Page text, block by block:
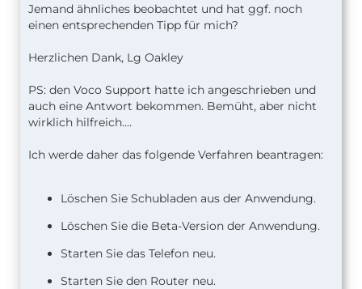
Jemand ähnliches beobachtet und hat ggf. noch
einen entsprechenden Tipp für mich?
Herzlichen Dank, Lg Oakley
PS: den Voco Support hatte ich angeschrieben und
auch eine Antwort bekommen. Bemüht, aber nicht
wirklich hilfreich....
Ich werde daher das folgende Verfahren beantragen:
Löschen Sie Schubladen aus der Anwendung.
Löschen Sie die Beta-Version der Anwendung.
Starten Sie das Telefon neu.
Starten Sie den Router neu.